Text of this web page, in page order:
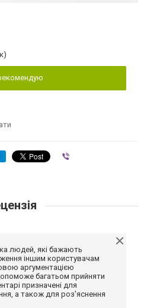
людей, які бажають
іншим користувачам
аргументацією
багатьом прийняти
призначені для
а також для роз'яснення